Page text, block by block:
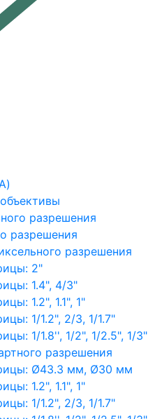
разрешения
разрешения
разрешения
2"
1.4", 4/3"
1.2", 1.1", 1"
1/1.2", 2/3, 1/1.7"
1/1.8'', 1/2", 1/2.5", 1/3"
разрешения
Ø43.3 мм, Ø30 мм
1.2", 1.1", 1"
1/1.2", 2/3, 1/1.7"